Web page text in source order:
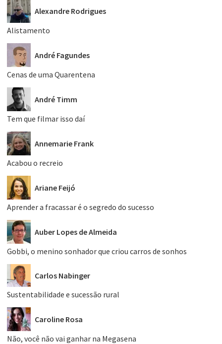
Alexandre Rodrigues
Alistamento
André Fagundes
Cenas de uma Quarentena
André Timm
Tem que filmar isso daí
Annemarie Frank
Acabou o recreio
Ariane Feijó
Aprender a fracassar é o segredo do sucesso
Auber Lopes de Almeida
Gobbi, o menino sonhador que criou carros de sonhos
Carlos Nabinger
Sustentabilidade e sucessão rural
Caroline Rosa
Não, você não vai ganhar na Megasena